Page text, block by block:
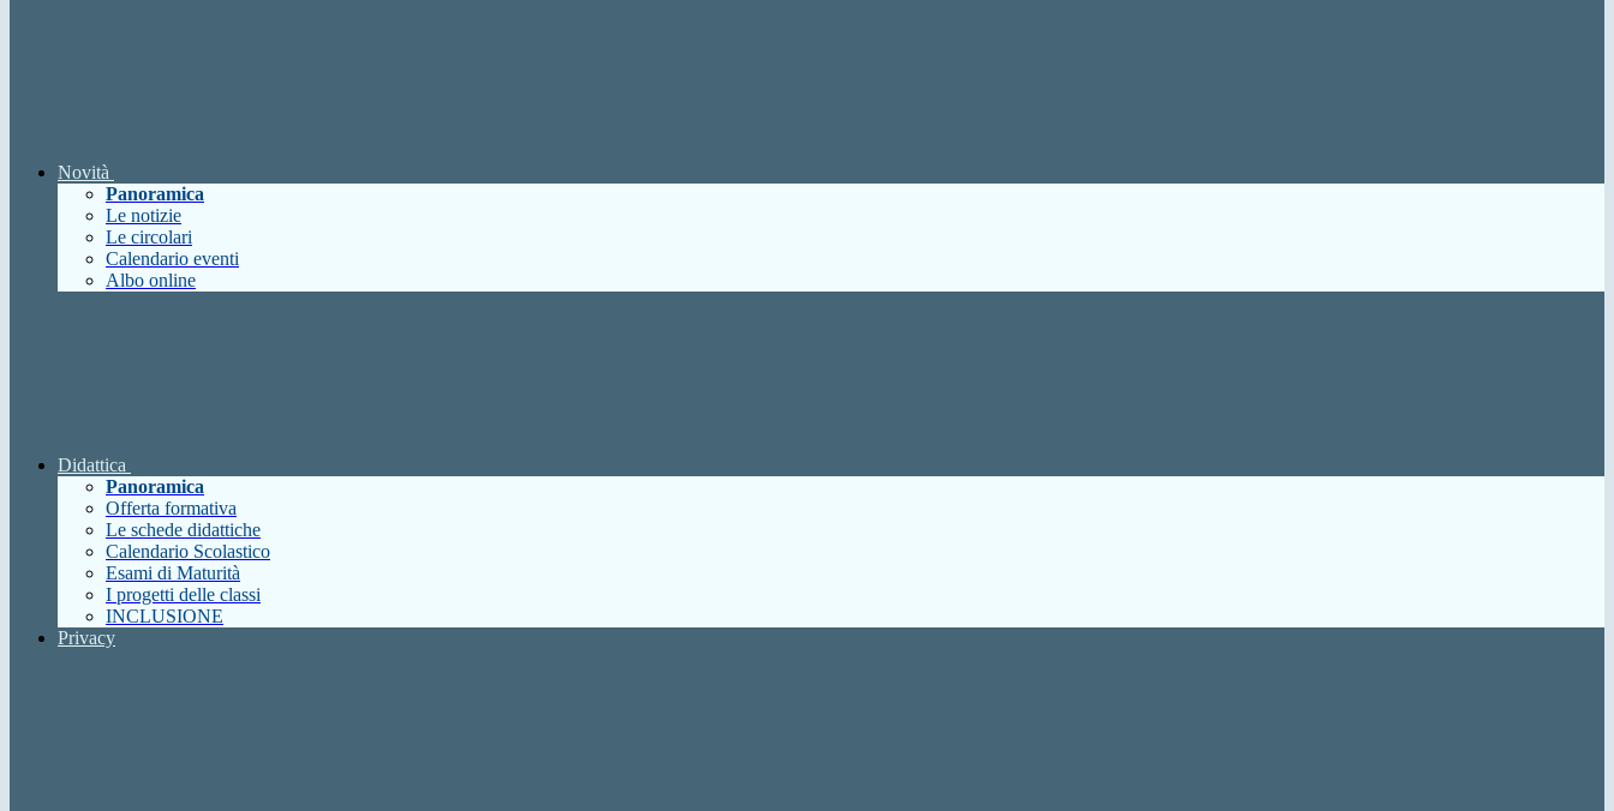
Novità
Panoramica
Le notizie
Le circolari
Calendario eventi
Albo online
Didattica
Panoramica
Offerta formativa
Le schede didattiche
Calendario Scolastico
Esami di Maturità
I progetti delle classi
INCLUSIONE
Privacy